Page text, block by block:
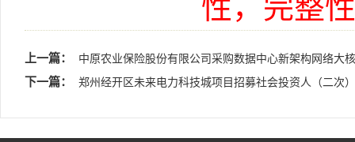
性，完整
上一篇： 中原农业保险股份有限公司采购数据中心新架构网络大
下一篇： 郑州经开区未来电力科技城项目招募社会投资人（二次